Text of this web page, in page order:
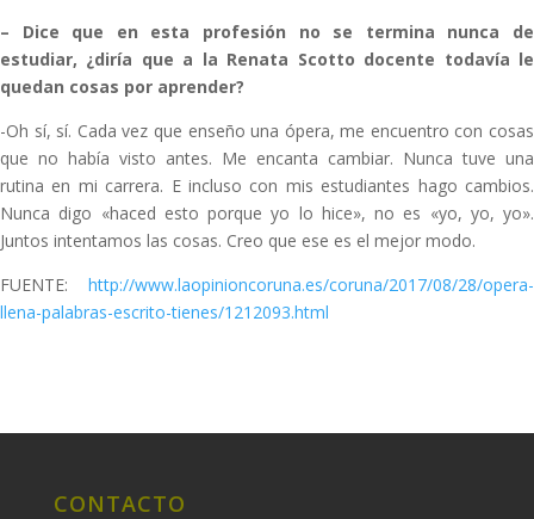
–
Dice que en esta profesión no se termina nunca de
estudiar, ¿diría que a la Renata Scotto docente todavía le
quedan cosas por aprender?
-Oh sí, sí. Cada vez que enseño una ópera, me encuentro con cosas
que no había visto antes. Me encanta cambiar. Nunca tuve una
rutina en mi carrera. E incluso con mis estudiantes hago cambios.
Nunca digo «haced esto porque yo lo hice», no es «yo, yo, yo».
Juntos intentamos las cosas. Creo que ese es el mejor modo.
FUENTE: http://www.laopinioncoruna.es/coruna/2017/08/28/opera-
llena-palabras-escrito-tienes/1212093.html
CONTACTO